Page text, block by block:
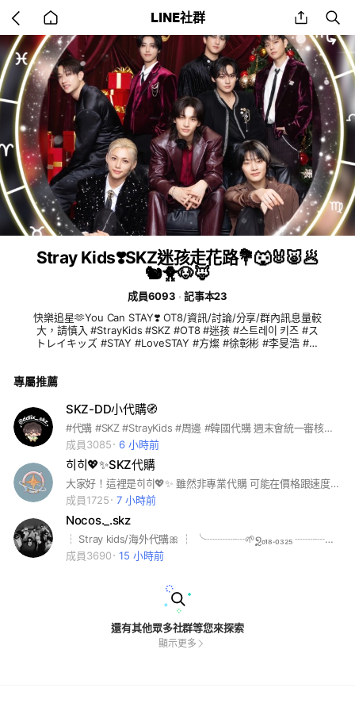
back
to
home
LINE社群 share
Stray Kids❣️SKZ迷孩走花路💐🐺🐰🐷🥟
🐿️🐥🐶🦊
成員6093
記事本23
快樂追星🫶You Can STAY❣️ OT8/資訊/討論/分享/群內訊息量較
大，請慎入 #StrayKids #SKZ #OT8 #迷孩 #스트레이 키즈 #ス
トレイキッズ #STAY #LoveSTAY #方燦 #徐彰彬 #李旻浩 #黃
專屬推薦
SKZ-DD小代購🧭
#代購 #SKZ #StrayKids #周邊 #韓國代購 週末會統一審核入群申請🫡 如果較著急可以私訊我～
成員3085
6 小時前
히히💖✨SKZ代購
大家好！這裡是히히💖✨ 雖然非專業代購 可能在價格跟速度上不是最快的🥺但絕對是最用心的（誤 ✅如果有想代購的其他東西也都可以丟上來詢問🙏🏻 有問題都可以來問我！也歡迎勾搭ㅋㅋㅋ #Straykids #代購
成員1725
7 小時前
Nocos._.skz
┆ Stray kids/海外代購🎀 ┆ ╰┈┈┈┈🌱໑ຼₒ₁₈.₀₃₂₅ ┈┈┈╯ 『統一星期日審核入群』 Nocos._.skz-八迷周邊代購 Nocos._.select-海外商品代購 八迷抬槓群-聊天群 社群群規「訂購前必看」 ———————————————— 🔇群組太吵務必靜音 🤍代購群，僅代購！ 私訊 Line ID：@645vvfaf
成員3690
15 小時前
還有其他眾多社群等您來探索
顯示更多